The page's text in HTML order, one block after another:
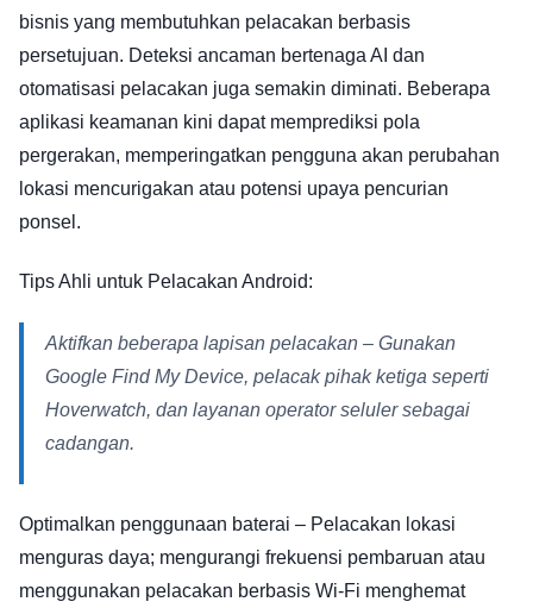
bisnis yang membutuhkan pelacakan berbasis
persetujuan. Deteksi ancaman bertenaga AI dan
otomatisasi pelacakan juga semakin diminati. Beberapa
aplikasi keamanan kini dapat memprediksi pola
pergerakan, memperingatkan pengguna akan perubahan
lokasi mencurigakan atau potensi upaya pencurian
ponsel.
Tips Ahli untuk Pelacakan Android:
Aktifkan beberapa lapisan pelacakan – Gunakan
Google Find My Device, pelacak pihak ketiga seperti
Hoverwatch, dan layanan operator seluler sebagai
cadangan.
Optimalkan penggunaan baterai – Pelacakan lokasi
menguras daya; mengurangi frekuensi pembaruan atau
menggunakan pelacakan berbasis Wi-Fi menghemat